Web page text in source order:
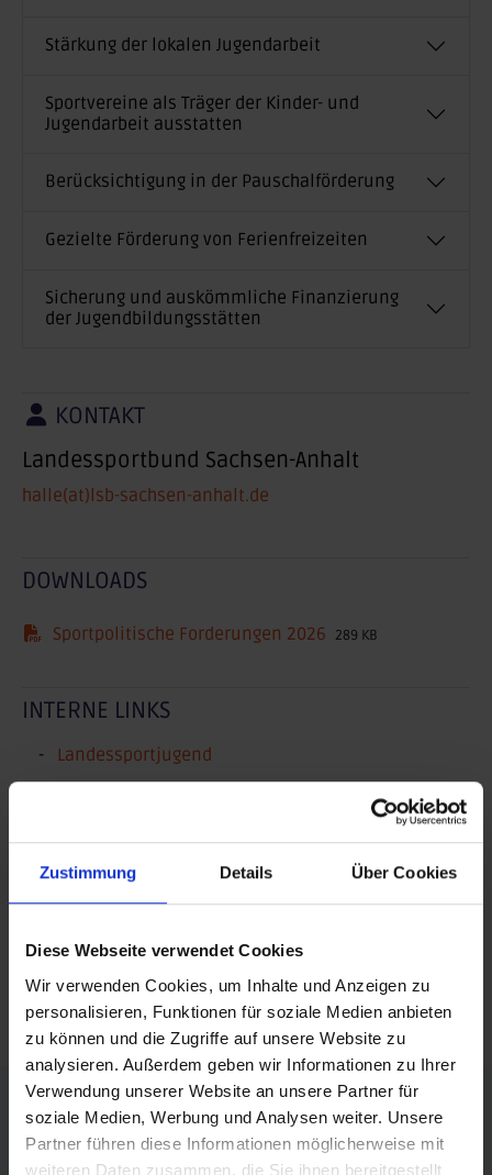
Zustimmung Details Über Cookies
Diese Webseite verwendet Cookies
Wir verwenden Cookies, um Inhalte und Anzeigen zu
personalisieren, Funktionen für soziale Medien anbieten
zu können und die Zugriffe auf unsere Website zu
analysieren. Außerdem geben wir Informationen zu Ihrer
Verwendung unserer Website an unsere Partner für
soziale Medien, Werbung und Analysen weiter. Unsere
Partner führen diese Informationen möglicherweise mit
weiteren Daten zusammen, die Sie ihnen bereitgestellt
Stärkung der lokalen Jugendarbeit
Sportvereine als Träger der Kinder- und
Jugendarbeit ausstatten
Berücksichtigung in der Pauschalförderung
Gezielte Förderung von Ferienfreizeiten
Sicherung und auskömmliche Finanzierung
der Jugendbildungsstätten
KONTAKT
Landessportbund Sachsen-Anhalt
halle(at)lsb-sachsen-anhalt.de
DOWNLOADS
Sportpolitische Forderungen 2026 289 KB
INTERNE LINKS
Landessportjugend
posten
mail
FÖRDERER DES SPORTS IN SACHSEN-ANHALT